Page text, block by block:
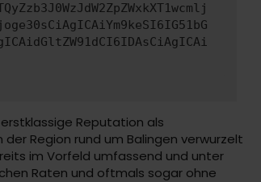
Reputation als
Region rund um Balingen verwurzelt
im Vorfeld umfassend und unter
Raten und oftmals sogar ohne